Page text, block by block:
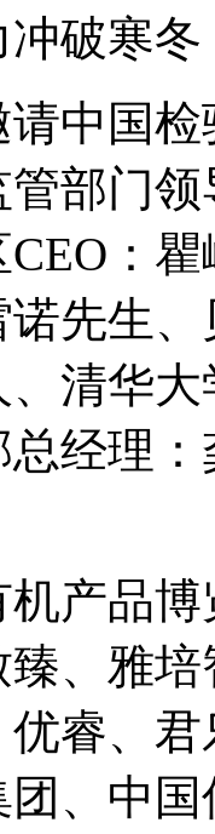
破寒
国检
部门
：
先生
清华
经理
品博
、雅
睿、
、中